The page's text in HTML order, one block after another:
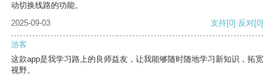
动切换线路的功能。
2025-09-03
支持[0] 反对[0]
游客
这款app是我学习路上的良师益友，让我能够随时随地学习新知识，拓宽
视野。